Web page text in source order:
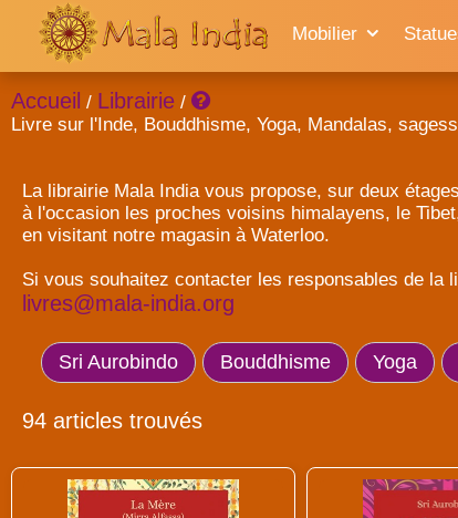
Mobilier
Accueil / Librairie /
Livre sur l'Inde, Bouddhisme, Yoga, Mandalas,
La librairie Mala India vous propose, sur deux
à l'occasion les proches voisins himalayens, le
en visitant notre magasin à Waterloo.
Si vous souhaitez contacter les responsables de la
livres@mala-india.org
Sri Aurobindo Bouddhisme Yoga
94 articles trouvés